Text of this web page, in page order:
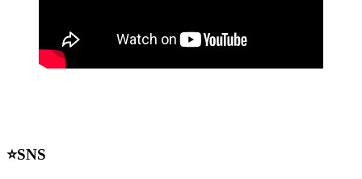
⭐️SNS